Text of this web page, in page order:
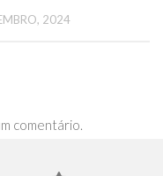
2024
comentário.